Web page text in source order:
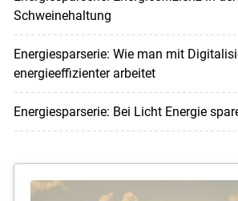
Schweinehaltung
Energiesparserie: Wie man mit
energieeffizienter arbeitet
Energiesparserie: Bei Licht Energie